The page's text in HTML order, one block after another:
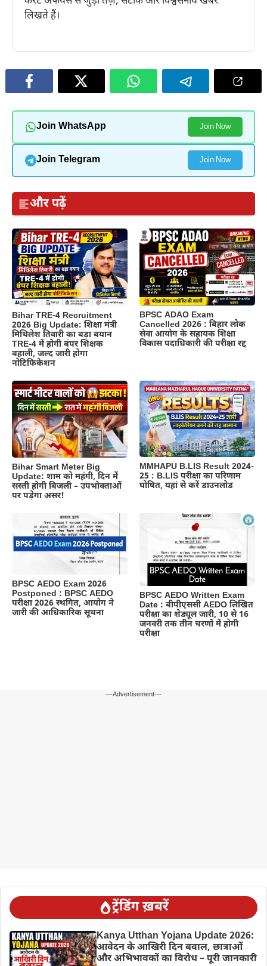
लिखते हैं।
Join WhatsApp Join Now
Join Telegram Join Now
और पढ़ें
Bihar TRE-4 Recruitment
2026 Big Update: शिक्षा मंत्री
मिथिलेश तिवारी का बड़ा बयान
TRE-4 में होगी बंपर शिक्षक
बहाली, जल्द जारी होगा
नोटिफिकेशन
BPSC ADAO Exam
Cancelled 2026 : बिहार लोक
सेवा आयोग के सहायक शिक्षा
विकास पदाधिकारी की परीक्षा रद्द
Bihar Smart Meter Big
Update: शाम को महंगी, दिन में
सस्ती होगी बिजली – उपभोक्ताओं
पर पड़ेगा असर!
MMHAPU B.LIS Result 2024-
25 : B.LIS परीक्षा का परिणाम
घोषित, यहां से करें डाउनलोड
BPSC AEDO Exam 2026
Postponed : BPSC AEDO
परीक्षा 2026 स्थगित, आयोग ने
जारी की आधिकारिक सूचना
BPSC AEDO Written Exam
Date : बीपीएससी AEDO लिखित
परीक्षा का शेड्यूल जारी, 10 से 16
जनवरी तक तीन चरणों में होगी
परीक्षा
---Advertisement---
ट्रेंडिंग ख़बरें
Kanya Utthan Yojana Update 2026:
आवेदन के आखिरी दिन बवाल, छात्राओं
और अभिभावकों का विरोध – पूरी जानकारी